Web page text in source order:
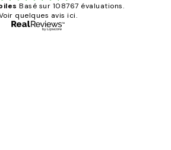
Basé sur 108767 évaluations.
quelques avis ici.